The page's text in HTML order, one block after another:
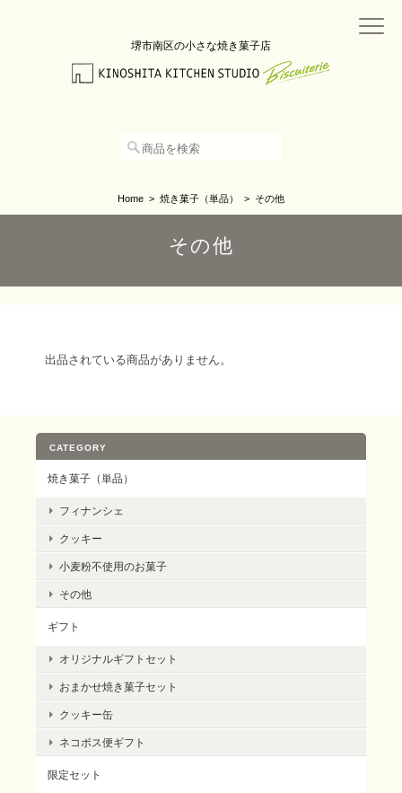
堺市南区の小さな焼き菓子店
Home 焼き菓子（単品） その他
その他
出品されている商品がありません。
CATEGORY
焼き菓子（単品）
フィナンシェ
クッキー
小麦粉不使用のお菓子
その他
ギフト
オリジナルギフトセット
おまかせ焼き菓子セット
クッキー缶
ネコポス便ギフト
限定セット